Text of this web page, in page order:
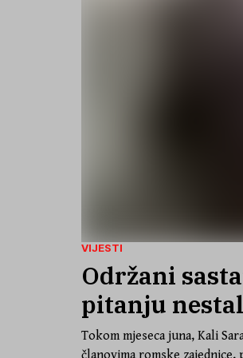
VIJESTI
Održani
pitanju
Tokom mjeseca juna, Kali